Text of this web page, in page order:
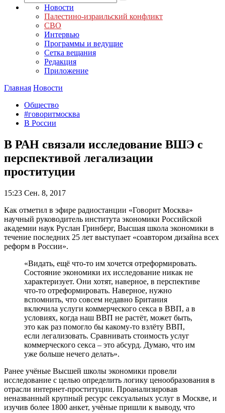
Новости
Палестино-израильский конфликт
СВО
Интервью
Программы и ведущие
Сетка вещания
Редакция
Приложение
Главная Новости
Общество
#говоритмосква
В России
В РАН связали исследование ВШЭ с
перспективой легализации
проституции
15:23 Сен. 8, 2017
Как отметил в эфире радиостанции «Говорит Москва»
научный руководитель института экономики Российской
академии наук Руслан Гринберг, Высшая школа экономики в
течение последних 25 лет выступает «соавтором дизайна всех
реформ в России».
«Видать, ещё что-то им хочется отреформировать.
Состояние экономики их исследование никак не
характеризует. Они хотят, наверное, в перспективе
что-то отреформировать. Наверное, нужно
вспомнить, что совсем недавно Британия
включила услуги коммерческого секса в ВВП, а в
условиях, когда наш ВВП не растёт, может быть,
это как раз помогло бы какому-то взлёту ВВП,
если легализовать. Сравнивать стоимость услуг
коммерческого секса – это абсурд. Думаю, что им
уже больше нечего делать».
Ранее учёные Высшей школы экономики провели
исследование с целью определить логику ценообразования в
отрасли интернет-проституции. Проанализировав
неназванный крупный ресурс сексуальных услуг в Москве, и
изучив более 1800 анкет, учёные пришли к выводу, что